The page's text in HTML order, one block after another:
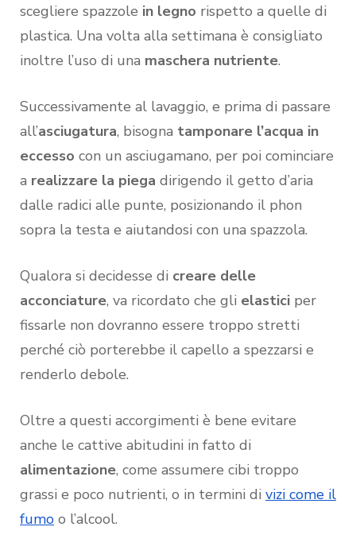
scegliere spazzole in legno rispetto a quelle di
plastica. Una volta alla settimana è consigliato
inoltre l’uso di una maschera nutriente.
Successivamente al lavaggio, e prima di passare
all’asciugatura, bisogna tamponare l’acqua in
eccesso con un asciugamano, per poi cominciare
a realizzare la piega dirigendo il getto d’aria
dalle radici alle punte, posizionando il phon
sopra la testa e aiutandosi con una spazzola.
Qualora si decidesse di creare delle
acconciature, va ricordato che gli elastici per
fissarle non dovranno essere troppo stretti
perché ciò porterebbe il capello a spezzarsi e
renderlo debole.
Oltre a questi accorgimenti è bene evitare
anche le cattive abitudini in fatto di
alimentazione, come assumere cibi troppo
grassi e poco nutrienti, o in termini di vizi come il
fumo o l’alcool.